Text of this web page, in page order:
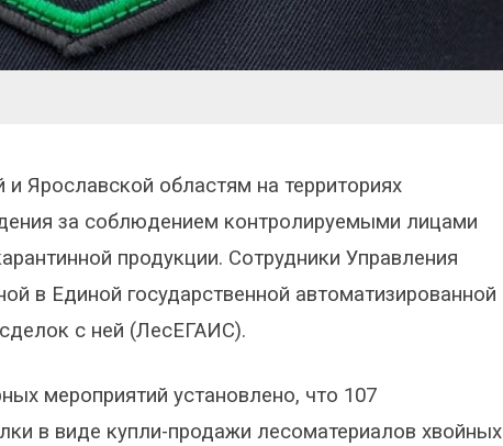
Ярославской областям на территориях
за соблюдением контролируемыми лицами
продукции. Сотрудники Управления
в Единой государственной автоматизированной
с ней (ЛесЕГАИС).
мероприятий установлено, что 107
в виде купли-продажи лесоматериалов хвойных